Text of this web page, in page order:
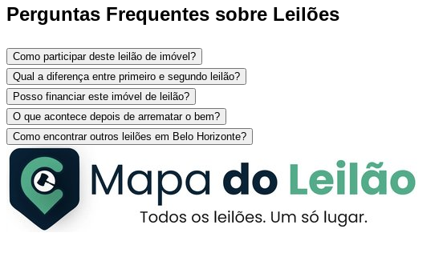
Perguntas Frequentes sobre Leilões
Como participar deste leilão de imóvel?
Qual a diferença entre primeiro e segundo leilão?
Posso financiar este imóvel de leilão?
O que acontece depois de arrematar o bem?
Como encontrar outros leilões em Belo Horizonte?